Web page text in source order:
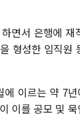
면서 은행에
형성한 임직
이르는 약 7
이를 공모 및